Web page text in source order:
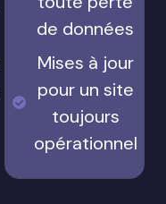
de données
Mises à jour
pour un site
toujours
opérationnel